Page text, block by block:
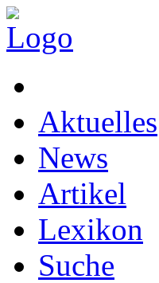
Aktuelles
News
Artikel
Lexikon
Suche